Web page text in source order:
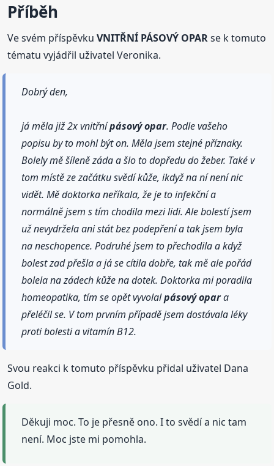
Příběh
Ve svém příspěvkuVNITŘNÍ PÁSOVÝ OPARse k tomuto
tématu vyjádřil uživatel Veronika.
Dobrý den,
já měla již 2x vnitřnípásovýopar. Podle vašeho
popisu by to mohl být on. Měla jsem stejné příznaky.
Bolely mě šíleně záda a šlo to dopředu do žeber. Také v
tom místě ze začátku svědí kůže, ikdyž na ní není nic
vidět. Mě doktorka neříkala, že je to infekční a
normálně jsem s tím chodila mezi lidi. Ale bolestí jsem
už nevydržela ani stát bez podepření a tak jsem byla
na neschopence. Podruhé jsem to přechodila a když
bolest zad přešla a já se cítila dobře, tak mě ale pořád
bolela na zádech kůže na dotek. Doktorka mi poradila
homeopatika, tím se opět vyvolalpásovýopara
přeléčil se. V tom prvním případě jsem dostávala léky
proti bolesti a vitamín B12.
Svou reakci k tomuto příspěvku přidal uživatel Dana
Gold.
Děkuji moc. To je přesně ono. I to svědí a nic tam
není. Moc jste mi pomohla.